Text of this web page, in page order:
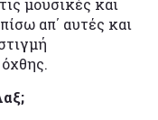
μουσικές και
απ΄ αυτές και